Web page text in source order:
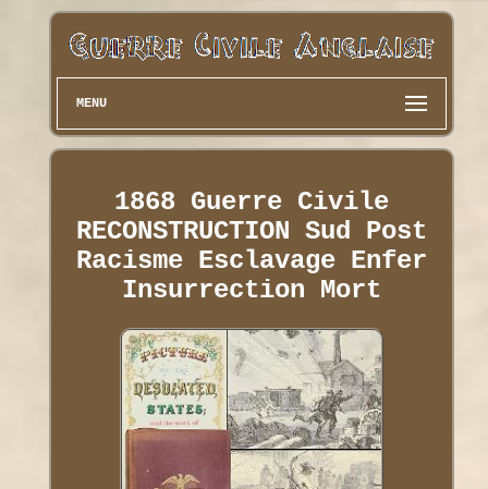
MENU
1868 Guerre Civile
RECONSTRUCTION Sud Post
Racisme Esclavage Enfer
Insurrection Mort